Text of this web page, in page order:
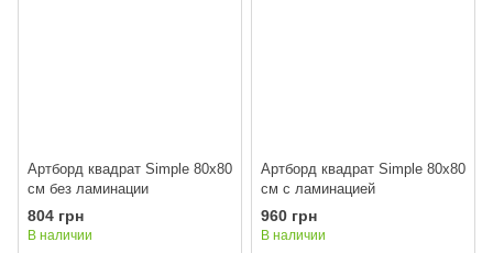
Артборд квадрат Simple 80х80
см без ламинации
804 грн
В наличии
Артборд квадрат Simple 80х80
см с ламинацией
960 грн
В наличии